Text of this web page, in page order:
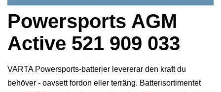
Powersports AGM
Active 521 909 033
VARTA Powersports-batterier levererar den kraft du
behöver - oavsett fordon eller terräng. Batterisortimentet